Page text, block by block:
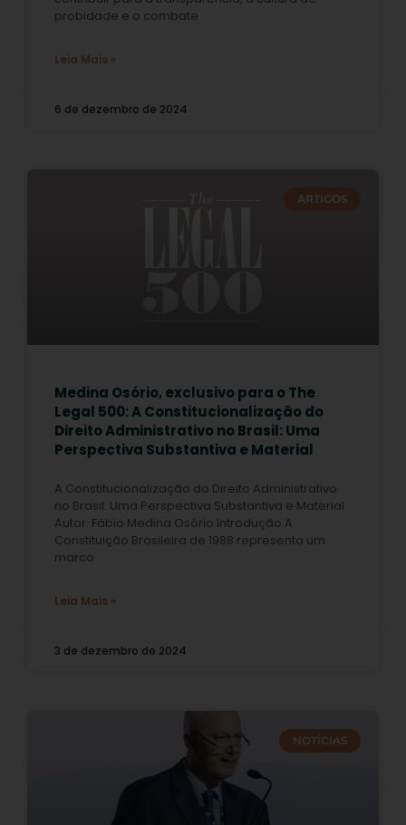
probidade e o combate
Leia Mais »
6 de dezembro de 2024
ARTIGOS
Medina Osório, exclusivo para o The
Legal 500: A Constitucionalização do
Direito Administrativo no Brasil: Uma
Perspectiva Substantiva e Material
A Constitucionalização do Direito Administrativo
no Brasil: Uma Perspectiva Substantiva e Material
Autor: Fábio Medina Osório Introdução A
Constituição Brasileira de 1988 representa um
marco
Leia Mais »
3 de dezembro de 2024
NOTÍCIAS